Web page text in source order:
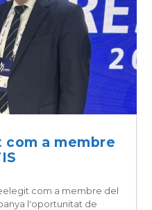
com a membre
com a membre del
l'oportunitat de